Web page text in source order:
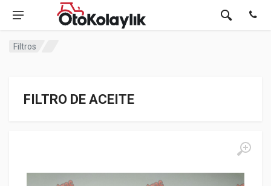
Filtros
FILTRO DE ACEITE